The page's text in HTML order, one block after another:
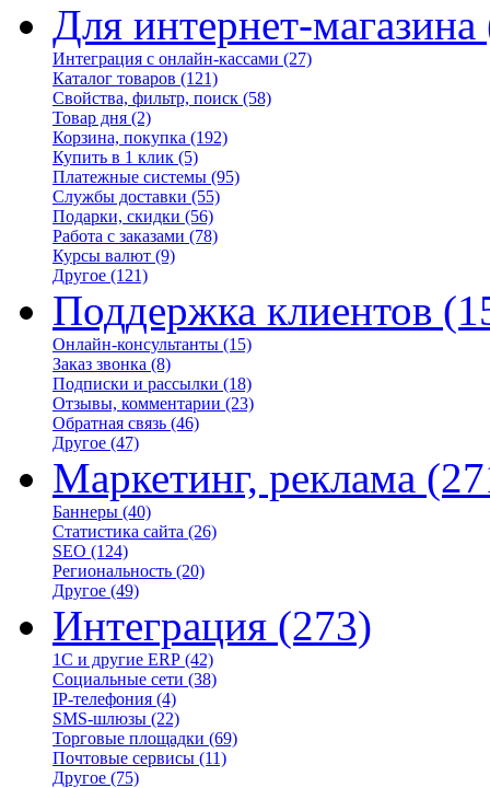
Для интернет-магазина
Интеграция с онлайн-кассами (27)
Каталог товаров (121)
Свойства, фильтр, поиск (58)
Товар дня (2)
Корзина, покупка (192)
Купить в 1 клик (5)
Платежные системы (95)
Службы доставки (55)
Подарки, скидки (56)
Работа с заказами (78)
Курсы валют (9)
Другое (121)
Поддержка клиентов
Онлайн-консультанты (15)
Заказ звонка (8)
Подписки и рассылки (18)
Отзывы, комментарии (23)
Обратная связь (46)
Другое (47)
Маркетинг, реклама
Баннеры (40)
Статистика сайта (26)
SEO (124)
Региональность (20)
Другое (49)
Интеграция (273)
1С и другие ERP (42)
Социальные сети (38)
IP-телефония (4)
SMS-шлюзы (22)
Торговые площадки (69)
Почтовые сервисы (11)
Другое (75)